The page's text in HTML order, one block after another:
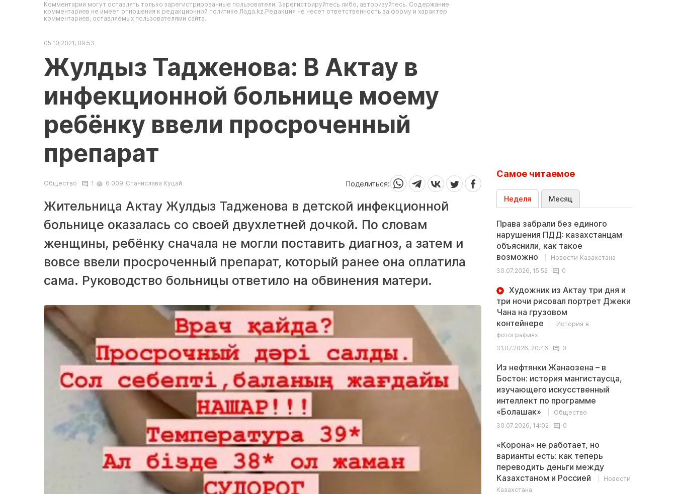
Комментарии могут оставлять только зарегистрированные пользователи. Зарегистрируйтесь либо, авторизуйтесь. Содержание
комментариев не имеет отношения к редакционной политике Лада.kz.Редакция не несет ответственность за форму и характер
комментариев, оставляемых пользователями сайта.
05.10.2021, 09:53
Жулдыз Тадженова: В Актау в
инфекционной больнице моему
ребёнку ввели просроченный
препарат
Общество 1 6 009 Станислава Куцай Поделиться:
Жительница Актау Жулдыз Тадженова в детской инфекционной
больнице оказалась со своей двухлетней дочкой. По словам
женщины, ребёнку сначала не могли поставить диагноз, а затем и
вовсе ввели просроченный препарат, который ранее она оплатила
сама. Руководство больницы ответило на обвинения матери.
Самое читаемое
Неделя Месяц
Права забрали без единого
нарушения ПДД: казахстанцам
объяснили, как такое
возможно
Новости Казахстана
30.07.2026, 15:52
0
Художник из Актау три дня и
три ночи рисовал портрет Джеки
Чана на грузовом
контейнере
История в
фотографиях
31.07.2026, 20:46
0
Из нефтянки Жанаозена – в
Бостон: история мангистаусца,
изучающего искусственный
интеллект по программе
«Болашак»
Общество
30.07.2026, 14:02
0
«Корона» не работает, но
варианты есть: как теперь
переводить деньги между
Казахстаном и Россией
Новости
Казахстана